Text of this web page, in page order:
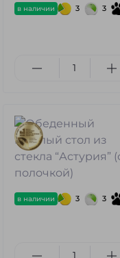
в наличии 3 3
в наличии 3 3